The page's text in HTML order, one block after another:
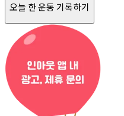
오늘 한 운동 기록하기